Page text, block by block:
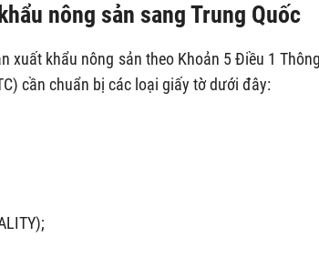
nông sản sang Trung Quốc
xuất khẩu nông sản theo Khoản 5 Điều 1
cần chuẩn bị các loại giấy tờ dưới đây: